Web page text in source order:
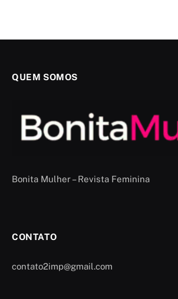
QUEM SOMOS
Bonita Mulher – Revista Feminina
CONTATO
contato2imp@gmail.com